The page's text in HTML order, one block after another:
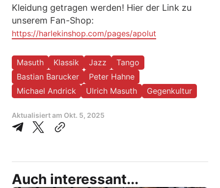
Kleidung getragen werden! Hier der Link zu
unserem Fan-Shop:
https://harlekinshop.com/pages/apolut
Masuth Klassik Jazz
Tango
Bastian Barucker
Peter Hahne
Michael Andrick
Ulrich Masuth Gegenkultur
Aktualisiert am Okt. 5, 2025
Auch interessant...